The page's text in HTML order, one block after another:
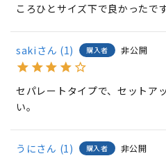
ころひとサイズ下で良かったです
saki 1 購入者
非公開
セパレートタイプで、セットア
い。
うに 1 購入者
非公開